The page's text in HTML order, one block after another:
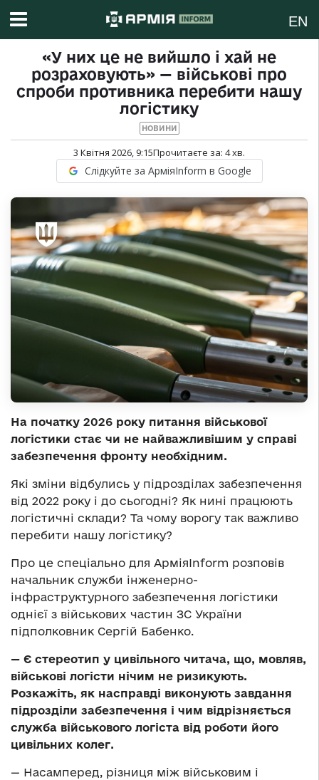
EN
«У них це не вийшло і хай не
розраховують» — військові про
спроби противника перебити нашу
логістику
НОВИНИ
3 Квітня 2026, 9:15Прочитаєте за: 4хв.
Слідкуйте за АрміяInform в Google
На початку 2026 року питання військової
логістики стає чи не найважливішим у справі
забезпечення фронту необхідним.
Які зміни відбулись у підрозділах забезпечення
від 2022 року і до сьогодні? Як нині працюють
логістичні склади? Та чому ворогу так важливо
перебити нашу логістику?
Про це спеціально для АрміяInform розповів
начальник служби інженерно-
інфраструктурного забезпечення логістики
однієї з військових частин ЗС України
підполковник Сергій Бабенко.
— Є стереотип у цивільного читача, що, мовляв,
військові логісти нічим не ризикують.
Розкажіть, як насправді виконують завдання
підрозділи забезпечення і чим відрізняється
служба військового логіста від роботи його
цивільних колег.
— Насамперед, різниця між військовим і